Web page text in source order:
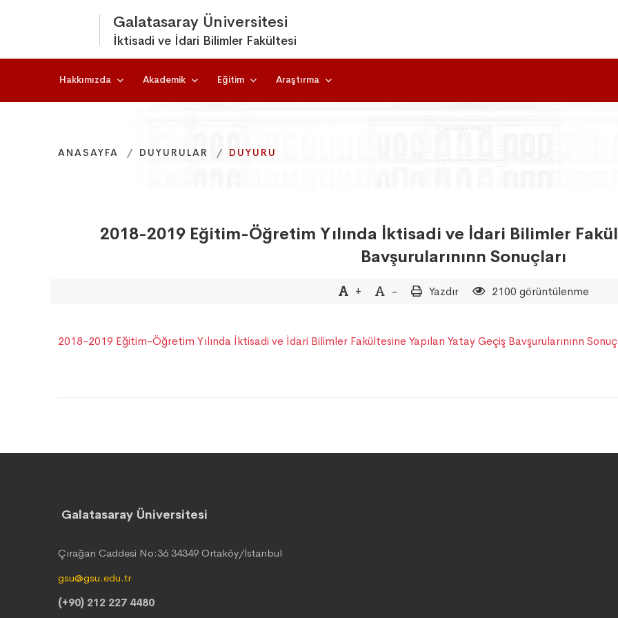
Galatasaray Üniversitesi
İktisadi ve İdari Bilimler Fakültesi
Hakkımızda Akademik Eğitim Araştırma
ANASAYFA DUYURULAR DUYURU
ANASAYFA DUYURULAR DUYURU
ANASAYFA DUYURULAR DUYURU
2018-2019 Eğitim-Öğretim Yılında İktisadi ve İdari Bilimler
Bavşurularınınn Sonuçları
+ - Yazdır 2100 görüntülenme
2018-2019 Eğitim-Öğretim Yılında İktisadi ve İdari Bilimler Fakültesine Yapılan Yatay Geçiş Bavşurularınınn
Galatasaray Üniversitesi
Çırağan Caddesi No:36 34349 Ortaköy/İstanbul
gsu@gsu.edu.tr
(+90) 212 227 4480